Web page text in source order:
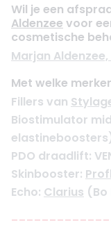
Wil je een
Aldenzee voor
cosmetische
Marjan
Met welke
Fillers van
Biostimulator
PDO draadlift:
Skinbooster:
Echo: Clarius (Bo